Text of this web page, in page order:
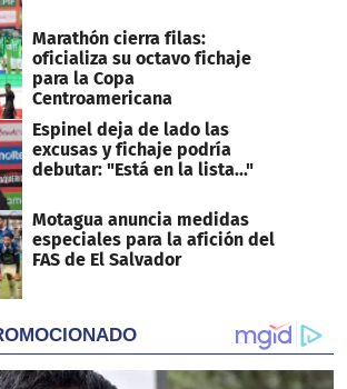
Marathón cierra filas:
oficializa su octavo fichaje
para la Copa
Centroamericana
Espinel deja de lado las
excusas y fichaje podría
debutar: "Está en la lista..."
Motagua anuncia medidas
especiales para la afición del
FAS de El Salvador